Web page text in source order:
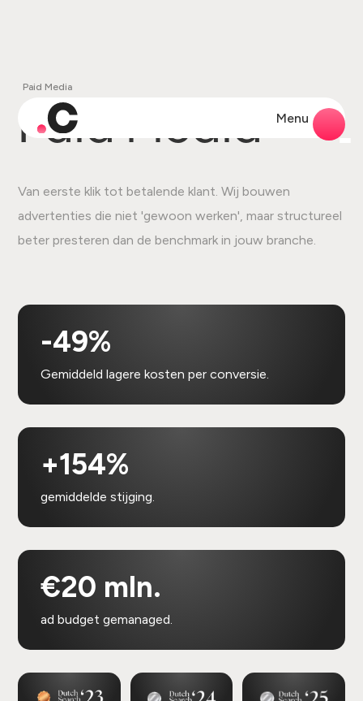
Menu
Paid Media
Paid Media
Van eerste klik tot betalende klant. Wij bouwen
advertenties die niet 'gewoon werken', maar structureel
beter presteren dan de benchmark in jouw branche.
-49%
Gemiddeld lagere kosten per conversie.
+154%
gemiddelde stijging.
€20 mln.
ad budget gemanaged.